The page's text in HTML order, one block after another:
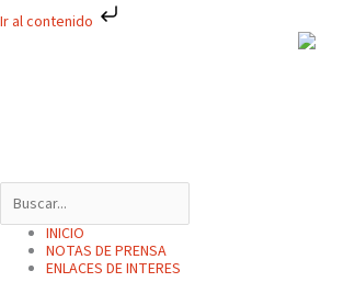
Ir al contenido
al
INICIO
NOTAS DE PRENSA
ENLACES DE INTERES